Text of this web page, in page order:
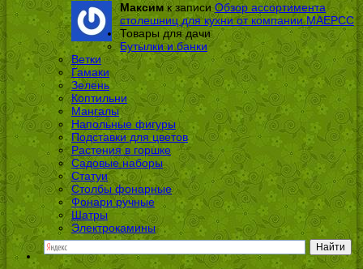
Максимк записиОбзор ассортимента
столешниц для кухни от компании МАЕРСС
Товары для дачи
Бутылки и банки
Ветки
Гамаки
Зелень
Коптильни
Мангалы
Напольные фигуры
Подставки для цветов
Растения в горшке
Садовые наборы
Статуи
Столбы фонарные
Фонари ручные
Шатры
Электрокамины